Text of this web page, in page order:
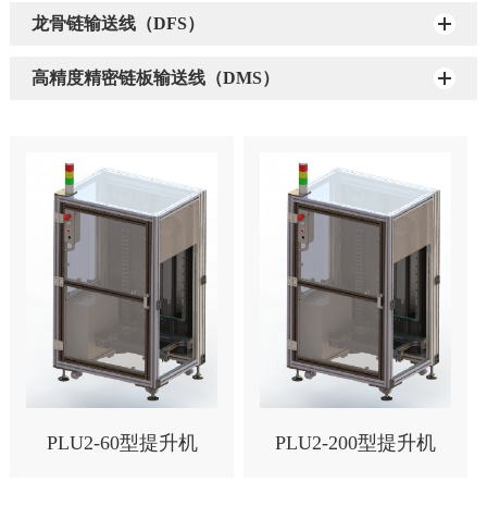
龙骨链输送线（DFS）
高精度精密链板输送线（DMS）
PLU2-60型提升机 PLU2-200型提升机